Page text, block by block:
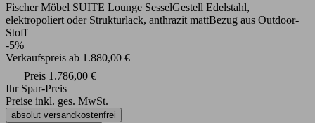
Fischer Möbel SUITE Lounge SesselGestell Edelstahl,
elektropoliert oder Strukturlack, anthrazit mattBezug aus Outdoor-
Stoff
-5%
Verkaufspreis ab 1.880,00 €
Preis 1.786,00 €
Ihr Spar-Preis
Preise inkl. ges. MwSt.
absolut versandkostenfrei